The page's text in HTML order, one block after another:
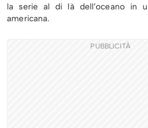
la serie al di là dell’oceano in
americana.
PUBBLICITÀ